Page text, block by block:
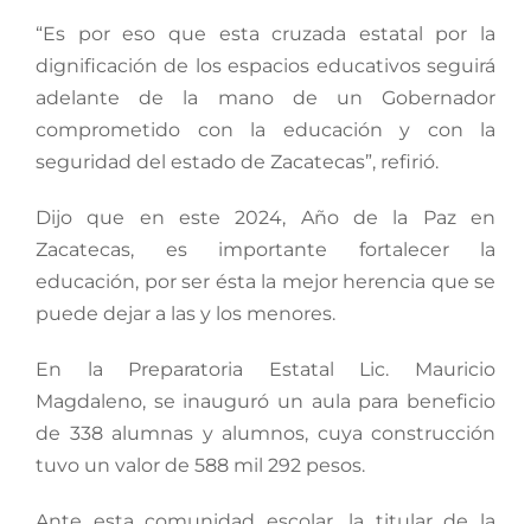
“Es por eso que esta cruzada estatal por la
dignificación de los espacios educativos seguirá
adelante de la mano de un Gobernador
comprometido con la educación y con la
seguridad del estado de Zacatecas”, refirió.
Dijo que en este 2024, Año de la Paz en
Zacatecas, es importante fortalecer la
educación, por ser ésta la mejor herencia que se
puede dejar a las y los menores.
En la Preparatoria Estatal Lic. Mauricio
Magdaleno, se inauguró un aula para beneficio
de 338 alumnas y alumnos, cuya construcción
tuvo un valor de 588 mil 292 pesos.